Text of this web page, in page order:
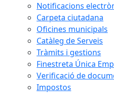
Notificacions
Carpeta ciutadana
Oficines municipals
Catàleg de Serveis
Tràmits i gestions
Finestreta Única
Verificació de
Impostos